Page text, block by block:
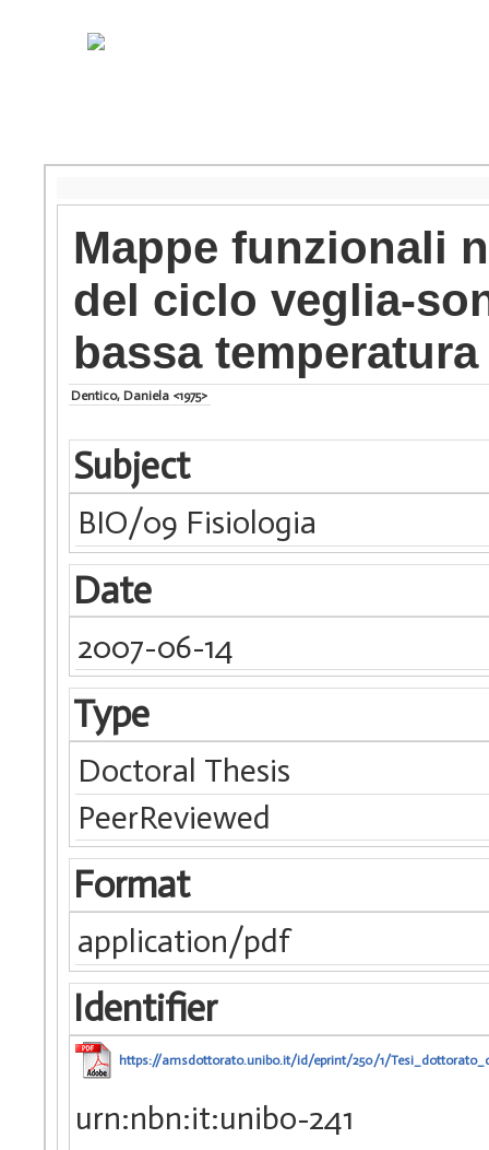
Mappe funzionali
del ciclo veglia-
bassa
Dentico, Daniela <1975>
Subject
BIO/09 Fisiologia
Date
2007-06-14
Type
Doctoral Thesis
PeerReviewed
Format
application/pdf
Identifier
https://amsdottorato.unibo.it/id/eprint/250/1/
urn:nbn:it:unibo-241